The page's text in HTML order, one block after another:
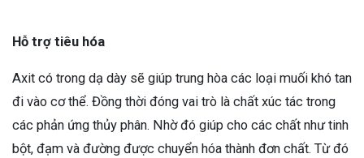
Hỗ trợ tiêu hóa
Axit có trong dạ dày sẽ giúp trung hòa các loại muối khó tan
đi vào cơ thể. Đồng thời đóng vai trò là chất xúc tác trong
các phản ứng thủy phân. Nhờ đó giúp cho các chất như tinh
bột, đạm và đường được chuyển hóa thành đơn chất. Từ đó